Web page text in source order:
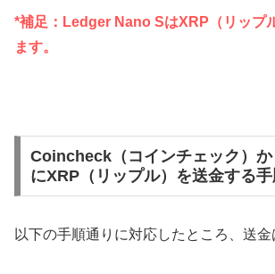
*補足：Ledger Nano SはXRP（リップ
ます。
Coincheck（コインチェック）
にXRP（リップル）を送金する
以下の手順通りに対応したところ、送金